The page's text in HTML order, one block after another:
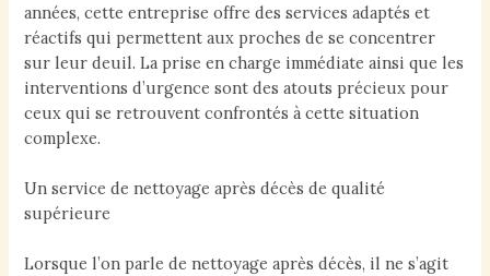
années, cette entreprise offre des services adaptés et
réactifs qui permettent aux proches de se concentrer
sur leur deuil. La prise en charge immédiate ainsi que les
interventions d’urgence sont des atouts précieux pour
ceux qui se retrouvent confrontés à cette situation
complexe.
Un service de nettoyage après décès de qualité
supérieure
Lorsque l’on parle de nettoyage après décès, il ne s’agit